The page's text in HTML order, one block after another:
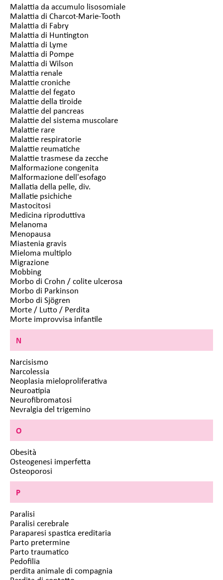
Malattia da accumulo lisosomiale
Malattia di Charcot-Marie-Tooth
Malattia di Fabry
Malattia di Huntington
Malattia di Lyme
Malattia di Pompe
Malattia di Wilson
Malattia renale
Malattie croniche
Malattie del fegato
Malattie della tiroide
Malattie del pancreas
Malattie del sistema muscolare
Malattie rare
Malattie respiratorie
Malattie reumatiche
Malattie trasmese da zecche
Malformazione congenita
Malformazione dell'esofago
Mallatia della pelle, div.
Mallatie psichiche
Mastocitosi
Medicina riproduttiva
Melanoma
Menopausa
Miastenia gravis
Mieloma multiplo
Migrazione
Mobbing
Morbo di Crohn / colite ulcerosa
Morbo di Parkinson
Morbo di Sjögren
Morte / Lutto / Perdita
Morte improvvisa infantile
N
Narcisismo
Narcolessia
Neoplasia mieloproliferativa
Neuroatipia
Neurofibromatosi
Nevralgia del trigemino
O
Obesità
Osteogenesi imperfetta
Osteoporosi
P
Paralisi
Paralisi cerebrale
Paraparesi spastica ereditaria
Parto pretermine
Parto traumatico
Pedofilia
perdita animale di compagnia